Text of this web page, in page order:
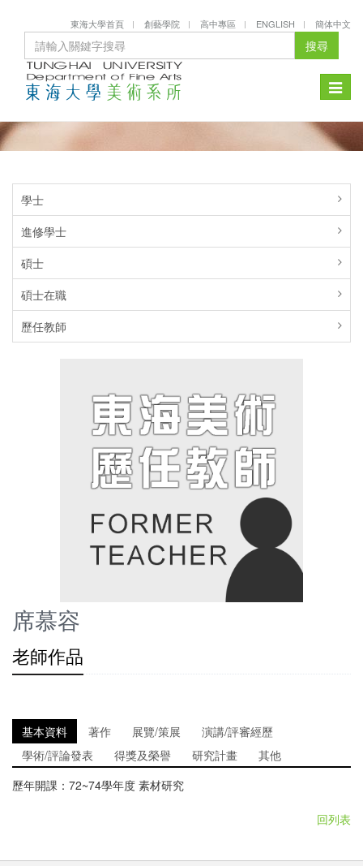
東海大學首頁 創藝學院 高中專區 ENGLISH 簡体中文
搜尋
Toggle
學士
進修學士
碩士
碩士在職
歷任教師
席慕容
老師作品
基本資料 著作 展覽/策展
演講/評審經歷
學術/評論發表
得獎及榮譽 研究計畫
其他
歷年開課：72~74學年度 素材研究
回列表